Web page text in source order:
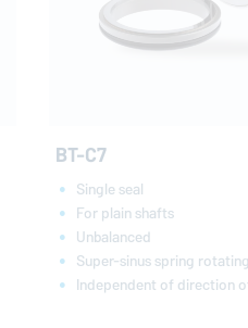
BT-C7
Single seal
For plain shafts
Unbalanced
Super-sinus spring rotating
Independent of direction